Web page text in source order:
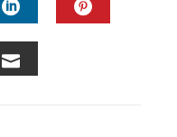
LINKEDIN